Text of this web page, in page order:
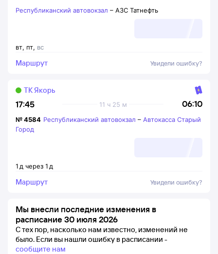
вт, пт, вс
Республиканский автовокзал – АЗС Татнефть
Маршрут Увидели ошибку?
17:45 06:10
11 ч 25 м
ТК Якорь
1 д через 1 д
№4584 Республиканский автовокзал – Автокасса Старый
Город
Маршрут Увидели ошибку?
Мы внесли последние изменения в
расписание 30 июля 2026
С тех пор, насколько нам известно, изменений не
было. Если вы нашли ошибку в расписании -
сообщите нам